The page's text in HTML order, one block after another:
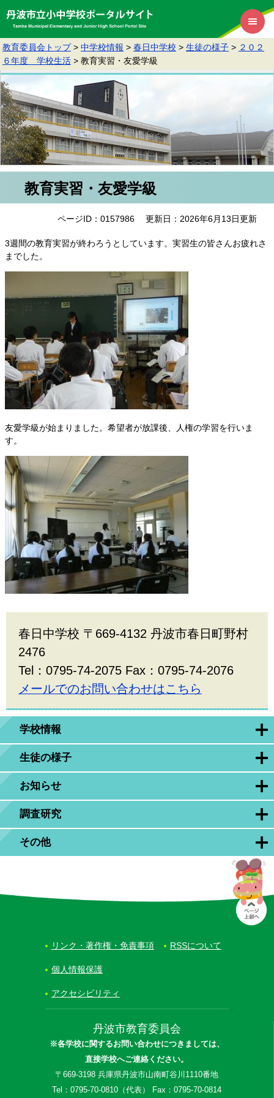
教育委員会トップ > 中学校情報 > 春日中学校 > 生徒の様子 > ２０２
６年度 学校生活 > 教育実習・友愛学級
学校情報
生徒の様子
お知らせ
調査研究
その他
教育実習・友愛学級
ページID：0157986 更新日：2026年6月13日更新
3週間の教育実習が終わろうとしています。実習生の皆さんお疲れさ
までした。
友愛学級が始まりました。希望者が放課後、人権の学習を行いま
す。
春日中学校 〒669-4132 丹波市春日町野村
2476
Tel：0795-74-2075 Fax：0795-74-2076
メールでのお問い合わせはこちら
丹波市教育委員会
※各学校に関するお問い合わせにつきましては、
直接学校へご連絡ください。
〒669-3198 兵庫県丹波市山南町谷川1110番地
Tel：0795-70-0810（代表） Fax：0795-70-0814
リンク・著作権・免責事項 RSSについて
個人情報保護
アクセシビリティ